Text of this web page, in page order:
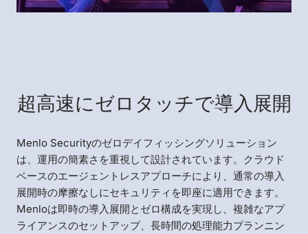
超高速にゼロタッチで導入展開
Menlo Securityのゼロデイフィッシングソリューション
は、運用の簡素さを重視して設計されています。クラウド
ベースのエージェントレスアプローチにより、通常の導入
展開時の摩擦なしにセキュリティを即座に適用できます。
Menloは即時の導入展開とゼロ構成を実現し、複雑なアプ
ライアンスのセットアップ、長時間の処理能力プランニン